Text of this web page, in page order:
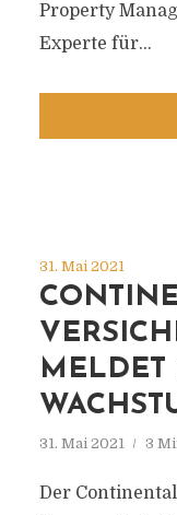
Property
Experte für...
31. Mai 2021
MELDET
31. Mai 2021 3
Der